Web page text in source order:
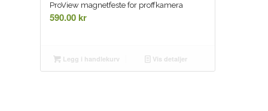
ProView magnetfeste for proffkamera
590.00kr
Legg i handlekurv Vis detaljer